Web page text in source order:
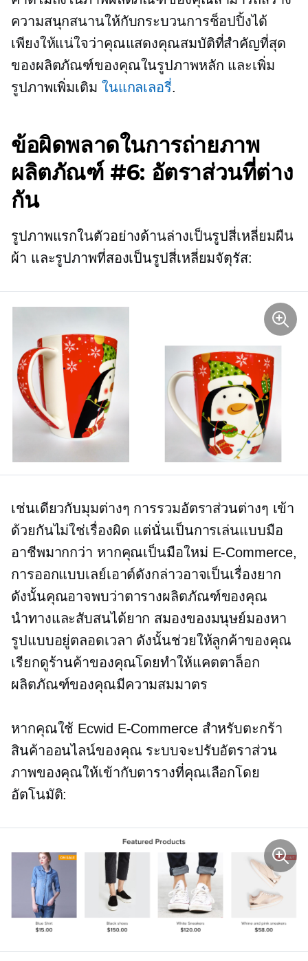
ความสนุกสนานให้กับกระบวนการช็อปปิ้งได้
เพียงให้แน่ใจว่าคุณแสดงคุณสมบัติที่สำคัญที่สุด
ของผลิตภัณฑ์ของคุณในรูปภาพหลัก และเพิ่ม
รูปภาพเพิ่มเติม ในแกลเลอรี่.
ข้อผิดพลาดในการถ่ายภาพ
ผลิตภัณฑ์ #6: อัตราส่วนที่ต่าง
กัน
รูปภาพแรกในตัวอย่างด้านล่างเป็นรูปสี่เหลี่ยมผืน
ผ้า และรูปภาพที่สองเป็นรูปสี่เหลี่ยมจัตุรัส:
เช่นเดียวกับมุมต่างๆ การรวมอัตราส่วนต่างๆ เข้า
ด้วยกันไม่ใช่เรื่องผิด แต่นั่นเป็นการเล่นแบบมือ
อาชีพมากกว่า หากคุณเป็นมือใหม่ E-Commerce,
การออกแบบเลย์เอาต์ดังกล่าวอาจเป็นเรื่องยาก
ดังนั้นคุณอาจพบว่าตารางผลิตภัณฑ์ของคุณ
นำทางและสับสนได้ยาก สมองของมนุษย์มองหา
รูปแบบอยู่ตลอดเวลา ดังนั้นช่วยให้ลูกค้าของคุณ
เรียกดูร้านค้าของคุณโดยทำให้แคตตาล็อก
ผลิตภัณฑ์ของคุณมีความสมมาตร
หากคุณใช้ Ecwid E-Commerceสำหรับตะกร้า
สินค้าออนไลน์ของคุณ ระบบจะปรับอัตราส่วน
ภาพของคุณให้เข้ากับตารางที่คุณเลือกโดย
อัตโนมัติ: